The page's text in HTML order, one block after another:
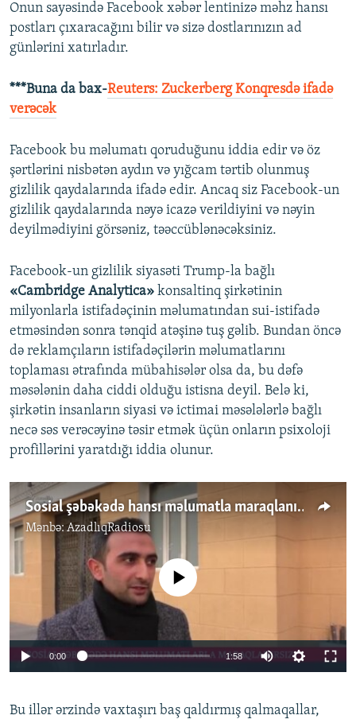
Onun sayəsində Facebook xəbər lentinizə məhz hansı
postları çıxaracağını bilir və sizə dostlarınızın ad
günlərini xatırladır.
***Buna da bax-Reuters: Zuckerberg Konqresdə ifadə
verəcək
Facebook bu məlumatı qoruduğunu iddia edir və öz
şərtlərini nisbətən aydın və yığcam tərtib olunmuş
gizlilik qaydalarında ifadə edir. Ancaq siz Facebook-un
gizlilik qaydalarında nəyə icazə verildiyini və nəyin
deyilmədiyini görsəniz, təəccüblənəcəksiniz.
Facebook-un gizlilik siyasəti Trump-la bağlı
«Cambridge Analytica» konsaltinq şirkətinin
milyonlarla istifadəçinin məlumatından sui-istifadə
etməsindən sonra tənqid atəşinə tuş gəlib. Bundan öncə
də reklamçıların istifadəçilərin məlumatlarını
toplaması ətrafında mübahisələr olsa da, bu dəfə
məsələnin daha ciddi olduğu istisna deyil. Belə ki,
şirkətin insanların siyasi və ictimai məsələlərlə bağlı
necə səs verəcəyinə təsir etmək üçün onların psixoloji
profillərini yaratdığı iddia olunur.
Sosial şəbəkədə hansı məlumatla maraqlanırsız?
Mənbə:AzadlıqRadiosu
No media source currently available
0:00 1:58
Bu illər ərzində vaxtaşırı baş qaldırmış qalmaqallar,